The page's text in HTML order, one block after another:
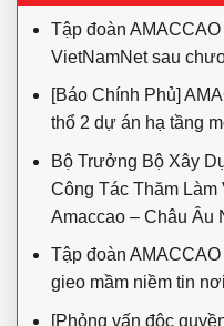
Tập đoàn
VietNamNet sau
[Báo Chính Phủ]
thổ 2 dự án hạ tầng
Bộ Trưởng Bộ Xây
Công Tác Thăm Làm
Amaccao – Châu Âu
Tập đoàn
gieo mầm niềm tin
[Phỏng vấn độc